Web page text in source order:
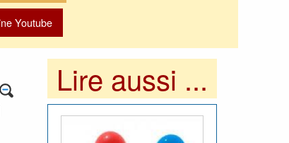
Youtube
Lire aussi ...